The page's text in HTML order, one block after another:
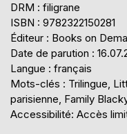
DRM : filigrane
ISBN : 9782322150281
Éditeur : Books on
Date de parution :
Langue : français
Mots-clés : Trilingue,
parisienne, Family
Accessibilité: Accès